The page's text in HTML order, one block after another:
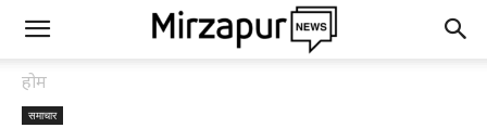
होम
समाचार